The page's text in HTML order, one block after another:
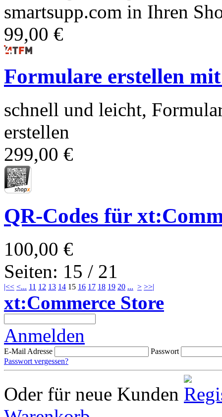
smartsupp.com in Ihren
99,00 €
Formulare erstellen
schnell und leicht,
erstellen
299,00 €
QR-Codes für
100,00 €
Seiten: 15 / 21
|<< <... 11 12 13 14 15 16 17 18 19 20 ... > >>|
xt:Commerce Store
Anmelden
E-Mail Adresse
Passwort
Passwort vergessen?
Oder für neue Kunden